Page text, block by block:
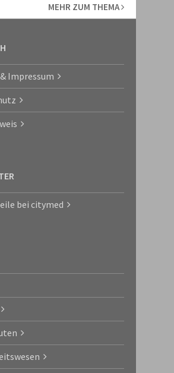
MEHR ZUM THEMA
Impressum
bei citymed